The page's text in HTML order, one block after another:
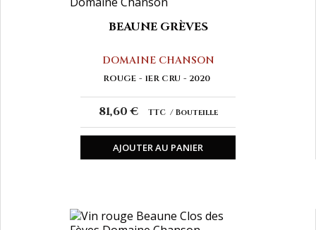
BEAUNE GRÈVES
DOMAINE CHANSON
ROUGE 1ER CRU 2020
81,60 € TTC Bouteille
AJOUTER AU PANIER